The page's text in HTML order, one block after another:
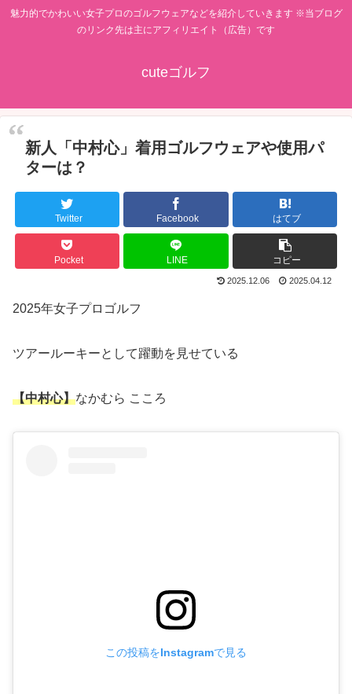
魅力的でかわいい女子プロのゴルフウェアなどを紹介していきます ※当ブログ
のリンク先は主にアフィリエイト（広告）です
cuteゴルフ
新人「中村心」着用ゴルフウェアや使用パ
ターは？
Twitter Facebook はてブ
Pocket LINE コピー
2025.12.06 2025.04.12
2025年女子プロゴルフ
ツアールーキーとして躍動を見せている
【中村心】なかむら こころ
この投稿をInstagramで見る